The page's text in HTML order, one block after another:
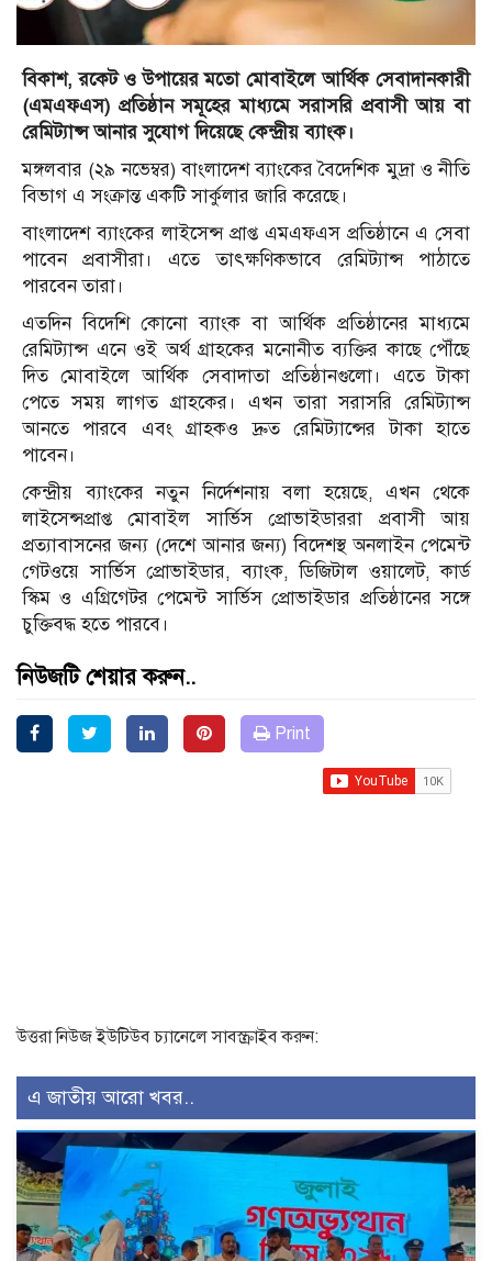
বিকাশ, রকেট ও উপায়ের মতো মোবাইলে আর্থিক সেবাদানকারী
(এমএফএস) প্রতিষ্ঠান সমূহের মাধ্যমে সরাসরি প্রবাসী আয় বা
রেমিট্যান্স আনার সুযোগ দিয়েছে কেন্দ্রীয় ব্যাংক।
মঙ্গলবার (২৯ নভেম্বর) বাংলাদেশ ব্যাংকের বৈদেশিক মুদ্রা ও নীতি
বিভাগ এ সংক্রান্ত একটি সার্কুলার জারি করেছে।
বাংলাদেশ ব্যাংকের লাইসেন্স প্রাপ্ত এমএফএস প্রতিষ্ঠানে এ সেবা
পাবেন প্রবাসীরা। এতে তাৎক্ষণিকভাবে রেমিট্যান্স পাঠাতে
পারবেন তারা।
এতদিন বিদেশি কোনো ব্যাংক বা আর্থিক প্রতিষ্ঠানের মাধ্যমে
রেমিট্যান্স এনে ওই অর্থ গ্রাহকের মনোনীত ব্যক্তির কাছে পৌঁছে
দিত মোবাইলে আর্থিক সেবাদাতা প্রতিষ্ঠানগুলো। এতে টাকা
পেতে সময় লাগত গ্রাহকের। এখন তারা সরাসরি রেমিট্যান্স
আনতে পারবে এবং গ্রাহকও দ্রুত রেমিট্যান্সের টাকা হাতে
পাবেন।
কেন্দ্রীয় ব্যাংকের নতুন নির্দেশনায় বলা হয়েছে, এখন থেকে
লাইসেন্সপ্রাপ্ত মোবাইল সার্ভিস প্রোভাইডাররা প্রবাসী আয়
প্রত্যাবাসনের জন্য (দেশে আনার জন্য) বিদেশস্থ অনলাইন পেমেন্ট
গেটওয়ে সার্ভিস প্রোভাইডার, ব্যাংক, ডিজিটাল ওয়ালেট, কার্ড
স্কিম ও এগ্রিগেটর পেমেন্ট সার্ভিস প্রোভাইডার প্রতিষ্ঠানের সঙ্গে
চুক্তিবদ্ধ হতে পারবে।
নিউজটি শেয়ার করুন..
Print
উত্তরা নিউজ ইউটিউব চ্যানেলে সাবস্ক্রাইব করুন:
এ জাতীয় আরো খবর..